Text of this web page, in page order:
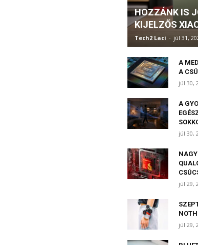
HOZZÁNK IS
KIJELZŐS
Tech2 Laci - júl 31,
A
A
júl 30,
A
júl 30,
júl 29,
júl 29,